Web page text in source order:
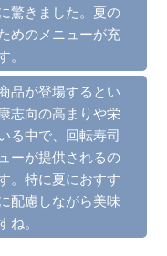
驚きました。夏の
めのメニューが充
品が登場するとい
志向の高まりや栄
る中で、回転寿司
ーが提供されるの
。特に夏におすす
配慮しながら美味
ね。